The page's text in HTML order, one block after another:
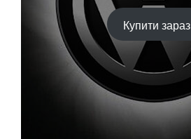
Купити зараз